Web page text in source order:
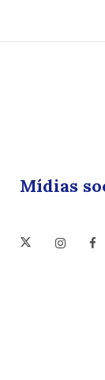
Mídias